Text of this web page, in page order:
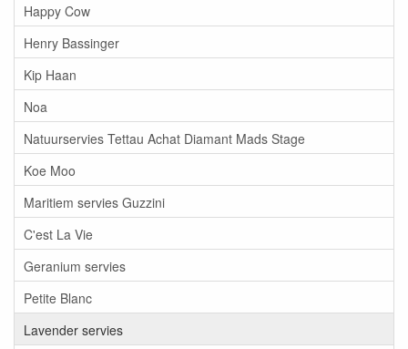
Happy Cow
Henry Bassinger
Kip Haan
Noa
Natuurservies Tettau Achat Diamant Mads Stage
Koe Moo
Maritiem servies Guzzini
C'est La Vie
Geranium servies
Petite Blanc
Lavender servies